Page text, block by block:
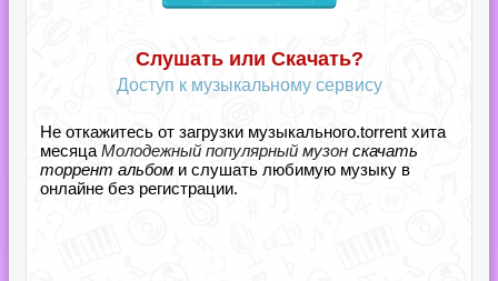
Слушать или Скачать?
Доступ к музыкальному сервису
Не откажитесь от загрузки музыкального.torrent хита
месяца Молодежный популярный музон скачать
торрент альбом и слушать любимую музыку в
онлайне без регистрации.